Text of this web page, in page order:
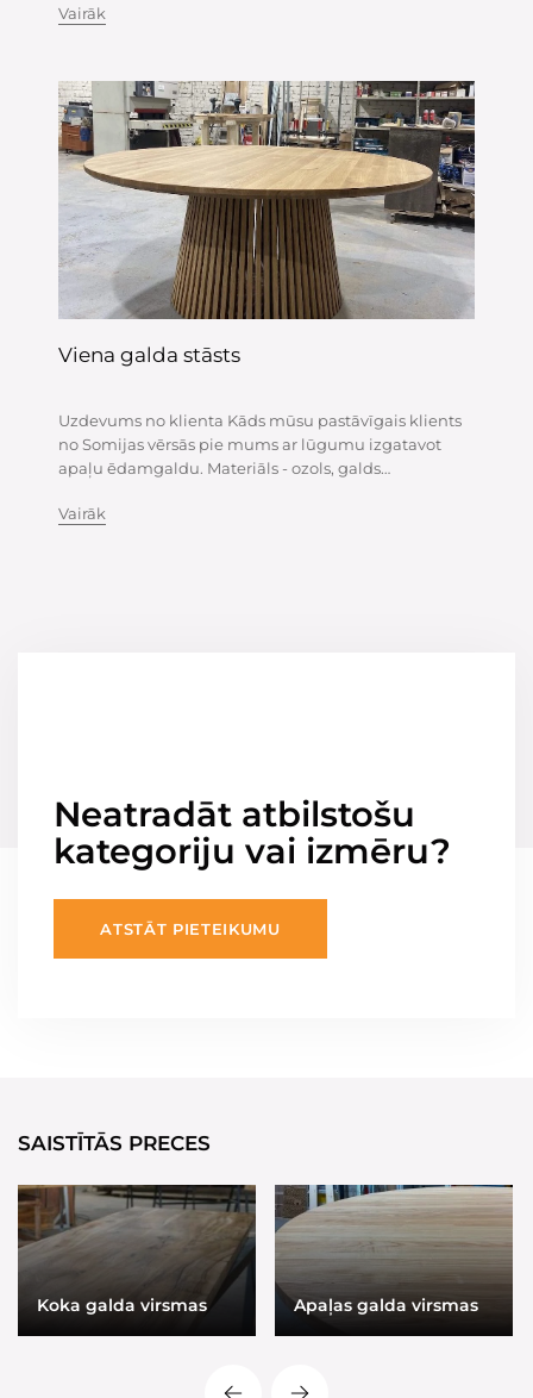
vieglāk izvēlēties, no kā izgatavot mēbeles.
Vairāk
Viena galda stāsts
Uzdevums no klienta Kāds mūsu pastāvīgais klients
no Somijas vērsās pie mums ar lūgumu izgatavot
apaļu ēdamgaldu. Materiāls - ozols, galds
diametram nepieciešams spēcīgs balsts! Klients
Vairāk
Neatradāt atbilstošu
kategoriju vai izmēru?
ATSTĀT PIETEIKUMU
SAISTĪTĀS PRECES
Koka galda virsmas Apaļas galda virsmas